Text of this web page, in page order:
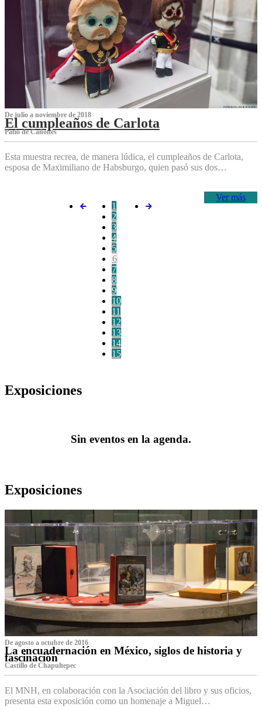
De julio a noviembre de 2018
El cumpleaños de Carlota
Patio de Cañones
Esta muestra recrea, de manera lúdica, el cumpleaños de Carlota,
esposa de Maximiliano de Habsburgo, quien pasó sus dos…
Ver más
1
2
3
4
5
6
7
8
9
10
11
12
13
14
15
Exposiciones
Sin eventos en la agenda.
Exposiciones
De agosto a octubre de 2016
La encuadernación en México, siglos de historia y
fascinación
Castillo de Chapultepec
El MNH, en colaboración con la Asociación del libro y sus oficios,
presenta esta exposición como un homenaje a Miguel…